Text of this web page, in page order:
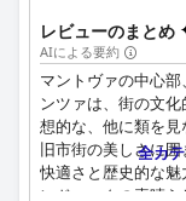
家族連れにとって
り快適にするため
ネス旅行者も、実
ョンを利用できます。
全体として、グラ
ション、優れた清
設で輝きを放って
レビューのまとめ
AIによる要約
マントヴァの中心
ンツァは、街の文
想的な、他に類を
旧市街の美しさに
快適さと歴史的な
ンドマークの素晴ら
全カ